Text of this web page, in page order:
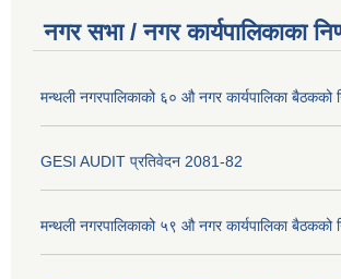
नगर सभा / नगर कार्यपालिकाका
मन्थली नगरपालिकाको ६० औ नगर कार्यपालिका बैठकको
GESI AUDIT प्रतिवेदन 2081-82
मन्थली नगरपालिकाको ५९ औ नगर कार्यपालिका बैठकको